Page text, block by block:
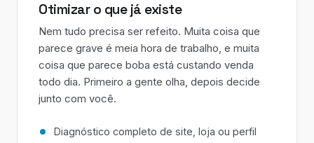
Otimizar o que já existe
Nem tudo precisa ser refeito. Muita coisa que
parece grave é meia hora de trabalho, e muita
coisa que parece boba está custando venda
todo dia. Primeiro a gente olha, depois decide
junto com você.
Diagnóstico completo de site, loja ou perfil